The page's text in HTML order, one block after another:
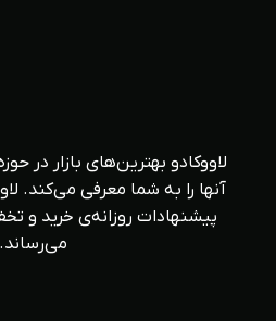
لاووکادو بهترین‌های بازار در
آنها را به شما معرفی می‌کند.
پیشنهادات روزانه‌ی خرید و
می‌رساند.